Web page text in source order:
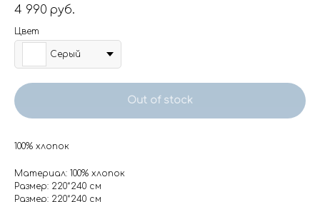
4 990 руб.
Цвет
Серый
Out of stock
100% хлопок
Материал: 100% хлопок
Размер: 220*240 см
Размер: 220*240 см